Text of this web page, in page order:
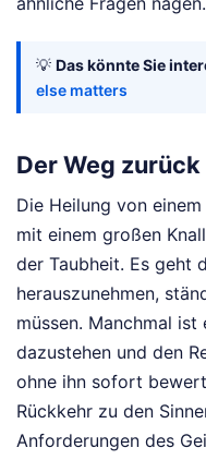
💡 Das könnte Sie
else matters
Der Weg
Die Heilung von
mit einem großen
der Taubheit. Es geht
herauszunehmen,
müssen. Manchmal
dazustehen und den
ohne ihn sofort
Rückkehr zu den
Anforderungen des